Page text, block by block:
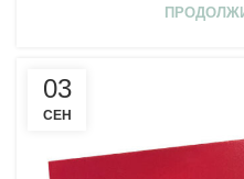
03
СЕН